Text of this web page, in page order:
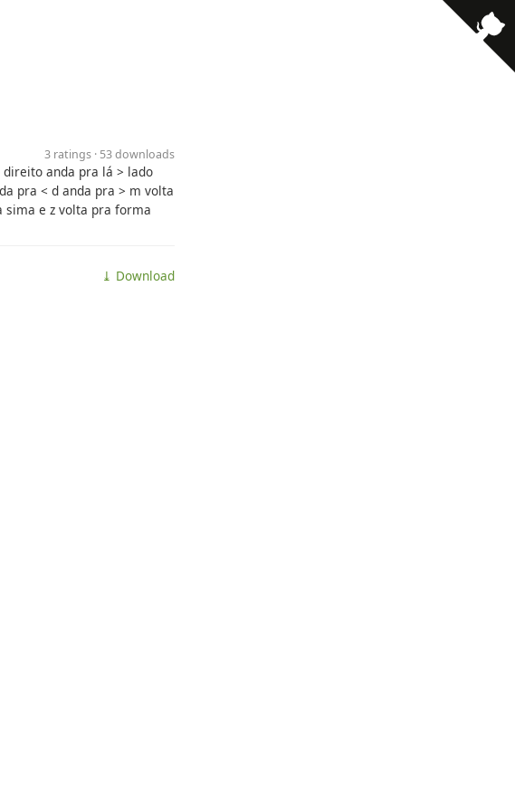
3 ratings · 53 downloads
anda pra lá > lado
pra < d anda pra > m volta
sima e z volta pra forma
⤓ Download